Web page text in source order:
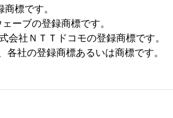
標です。
ーブの登録商標です。
社ＮＴＴドコモの登録商標です。
社の登録商標あるいは商標です。